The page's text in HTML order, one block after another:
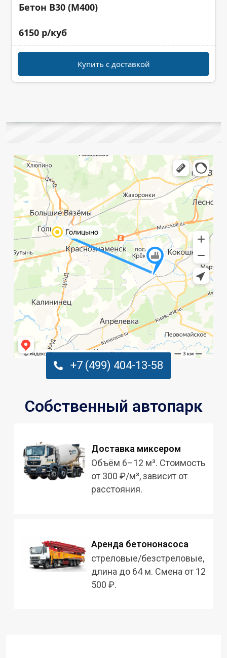
Бетон B30 (M400)
6150 р/куб
Купить с доставкой
+7 (499) 404-13-58
Собственный автопарк
Доставка миксером
Объём 6–12 м³. Стоимость
от 300 ₽/м³, зависит от
расстояния.
Аренда бетононасоса
стреловые/безстреловые,
длина до 64 м. Смена от 12
500 ₽.